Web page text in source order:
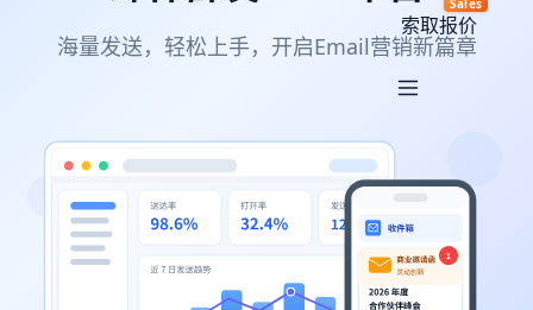
索取报价
海量发送，轻松上手，开启Email营销新篇章